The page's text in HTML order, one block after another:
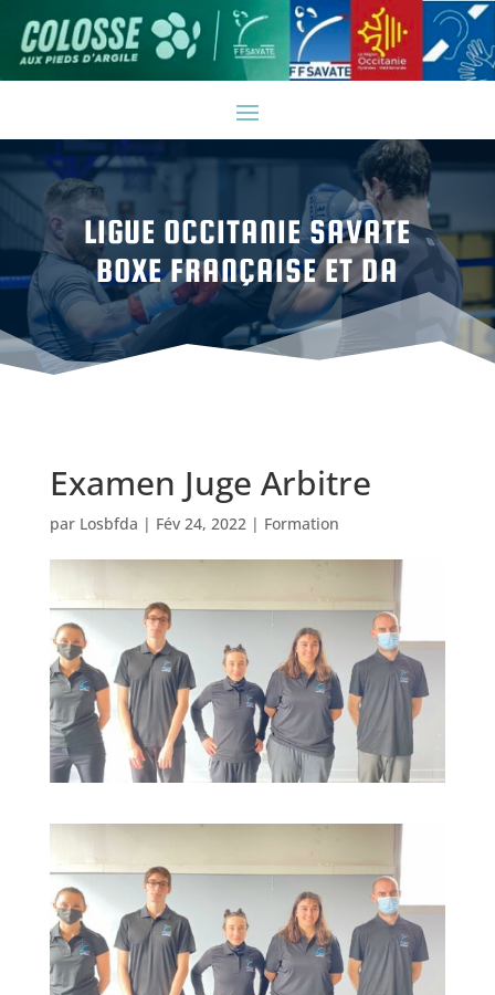
LIGUE OCCITANIE SAVATE
BOXE FRANÇAISE ET DA
Examen Juge Arbitre
par Losbfda | Fév 24, 2022| Formation